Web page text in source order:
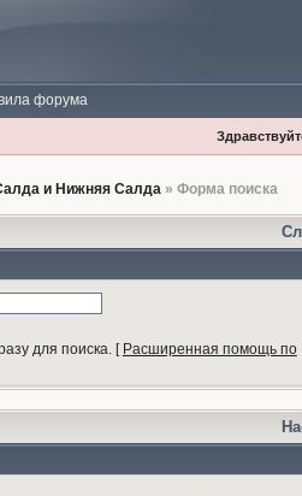
форума
и Нижняя Салда» Форма поиска
для поиска.[ Расширенная помощь по